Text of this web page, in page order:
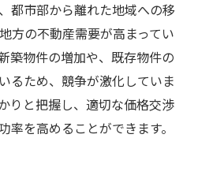
と情報収集
明確にする
進める方法
資料準備
把握する
ケーション術
都市部から離れた地域への移
方の不動産需要が高まってい
築物件の増加や、既存物件の
るため、競争が激化していま
りと把握し、適切な価格交渉
率を高めることができます。